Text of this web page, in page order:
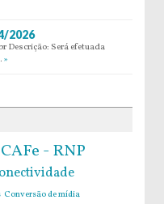
2026
Descrição: Será efetuada
»
CAFe - RNP
Conversão de mídia